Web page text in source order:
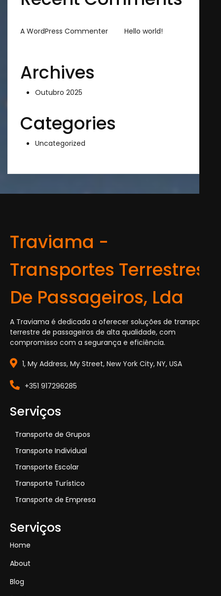
A WordPress Commenter Hello world!
Archives
Outubro 2025
Categories
Uncategorized
Traviama -
Transportes Terrestres
De Passageiros, Lda
A Traviama é dedicada a oferecer soluções de transporte
terrestre de passageiros de alta qualidade, com
compromisso com a segurança e eficiência.
1, My Address, My Street, New York City, NY, USA
+351 917296285
Serviços
Transporte de Grupos
Transporte Individual
Transporte Escolar
Transporte Turístico
Transporte de Empresa
Serviços
Home
About
Blog